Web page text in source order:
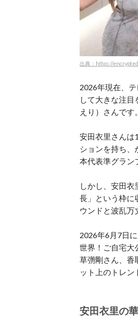
出典：https://
2026年現在、
して大きな注
えり）さんです。
安田衣里さんは
ションを持ち、
本代表準グラン
しかし、安田
長」という枠に
ウンドと波乱万
2026年6月7日
世界！ご自宅大
草彅剛さん、香
ット上のトレン
安田衣里の